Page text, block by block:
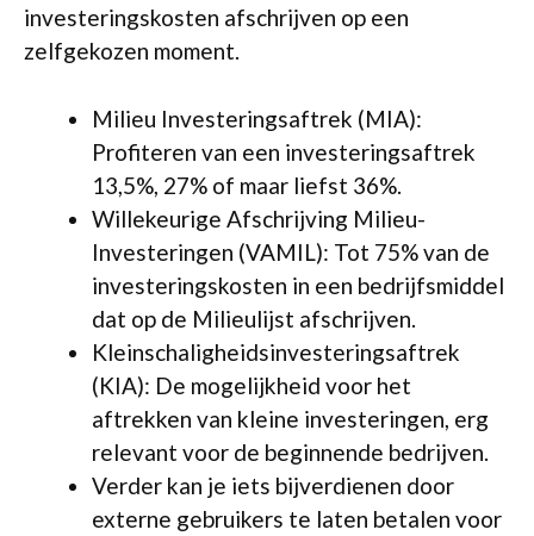
investeringskosten afschrijven op een
zelfgekozen moment.
Milieu Investeringsaftrek (MIA):
Profiteren van een investeringsaftrek
13,5%, 27% of maar liefst 36%.
Willekeurige Afschrijving Milieu-
Investeringen (VAMIL): Tot 75% van de
investeringskosten in een bedrijfsmiddel
dat op de Milieulijst afschrijven.
Kleinschaligheidsinvesteringsaftrek
(KIA): De mogelijkheid voor het
aftrekken van kleine investeringen, erg
relevant voor de beginnende bedrijven.
Verder kan je iets bijverdienen door
externe gebruikers te laten betalen voor